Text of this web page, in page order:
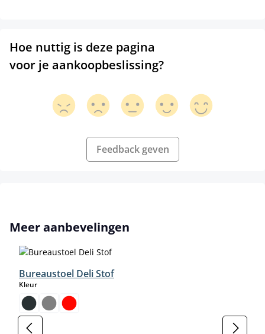
Hoe nuttig is deze pagina
voor je aankoopbeslissing?
Feedback geven
Productgalerij overslaan
Meer aanbevelingen
Bureaustoel Deli Stof
Kleurselect